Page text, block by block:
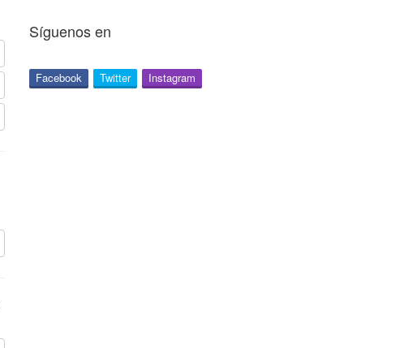
Síguenos en
Facebook Twitter Instagram